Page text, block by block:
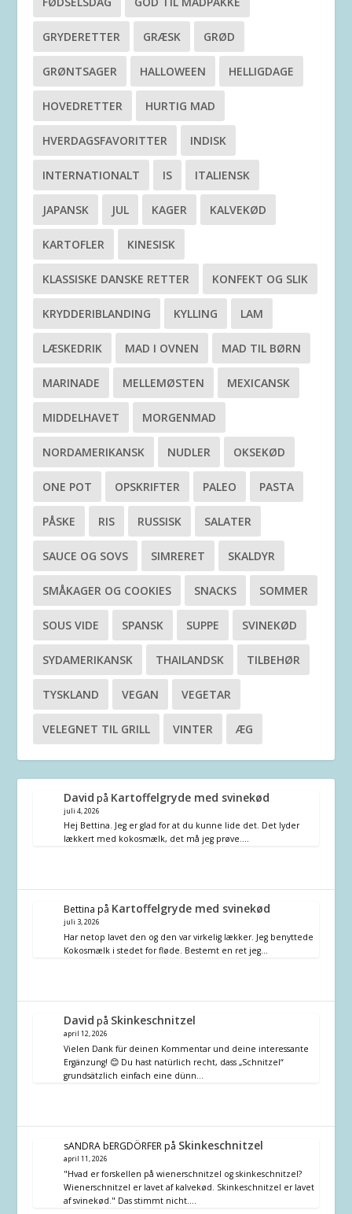
GRYDERETTER GRÆSK GRØD
GRØNTSAGER HALLOWEEN HELLIGDAGE
HOVEDRETTER HURTIG MAD
HVERDAGSFAVORITTER INDISK
INTERNATIONALT IS ITALIENSK
JAPANSK JUL KAGER KALVEKØD
KARTOFLER KINESISK
KLASSISKE DANSKE RETTER KONFEKT OG SLIK
KRYDDERIBLANDING KYLLING LAM
LÆSKEDRIK MAD I OVNEN MAD TIL BØRN
MARINADE MELLEMØSTEN MEXICANSK
MIDDELHAVET MORGENMAD
NORDAMERIKANSK NUDLER OKSEKØD
ONE POT OPSKRIFTER PALEO PASTA
PÅSKE RIS RUSSISK SALATER
SAUCE OG SOVS SIMRERET SKALDYR
SMÅKAGER OG COOKIES SNACKS SOMMER
SOUS VIDE SPANSK SUPPE SVINEKØD
SYDAMERIKANSK THAILANDSK TILBEHØR
TYSKLAND VEGAN VEGETAR
VELEGNET TIL GRILL VINTER ÆG
David på Kartoffelgryde med svinekød
juli 4, 2026
Hej Bettina. Jeg er glad for at du kunne lide det. Det lyder
lækkert med kokosmælk, det må jeg prøve.…
Bettina på Kartoffelgryde med svinekød
juli 3, 2026
Har netop lavet den og den var virkelig lækker. Jeg benyttede
Kokosmælk i stedet for fløde. Bestemt en ret jeg…
David på Skinkeschnitzel
april 12, 2026
Vielen Dank für deinen Kommentar und deine interessante
Ergänzung! 😊 Du hast natürlich recht, dass „Schnitzel“
grundsätzlich einfach eine dünn…
sANDRA bERGDÖRFERpå Skinkeschnitzel
april 11, 2026
"Hvad er forskellen på wienerschnitzel og skinkeschnitzel?
Wienerschnitzel er lavet af kalvekød. Skinkeschnitzel er lavet
af svinekød." Das stimmt nicht.…